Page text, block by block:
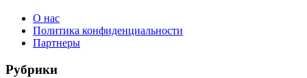
О нас
Политика конфиденциальности
Партнеры
Рубрики